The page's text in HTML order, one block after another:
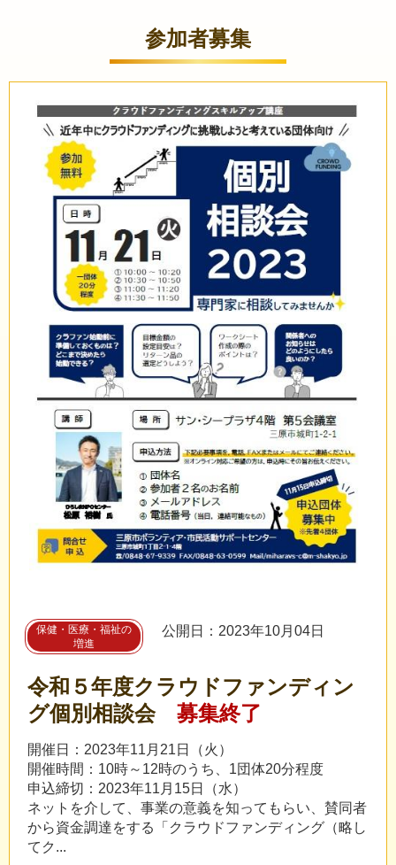
参加者募集
保健・医療・福祉の
増進
公開日：2023年10月04日
令和５年度クラウドファンディン
グ個別相談会
募集終了
開催日：2023年11月21日（火）
開催時間：10時～12時のうち、1団体20分程度
申込締切：2023年11月15日（水）
ネットを介して、事業の意義を知ってもらい、賛同者
から資金調達をする「クラウドファンディング（略し
てク...